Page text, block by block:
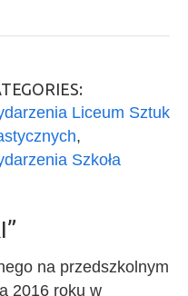
Liceum Sztuk
,
Szkoła
na przedszkolnym
2016 roku w